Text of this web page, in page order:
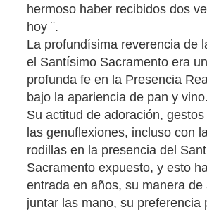
hermoso haber recibidos dos
hoy ¨.
La profundísima reverencia de
el Santísimo Sacramento era
profunda fe en la Presencia
bajo la apariencia de pan y vino.
Su actitud de adoración,
las genuflexiones, incluso con
rodillas en la presencia del
Sacramento expuesto, y esto
entrada en años, su manera de
juntar las mano, su preferencia